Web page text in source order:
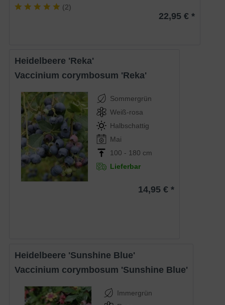
(2)
22,95 € *
Heidelbeere 'Reka'
Vaccinium corymbosum 'Reka'
Sommergrün
Weiß-rosa
Halbschattig
Mai
100 - 180 cm
Lieferbar
14,95 € *
Heidelbeere 'Sunshine Blue'
Vaccinium corymbosum 'Sunshine Blue'
Immergrün